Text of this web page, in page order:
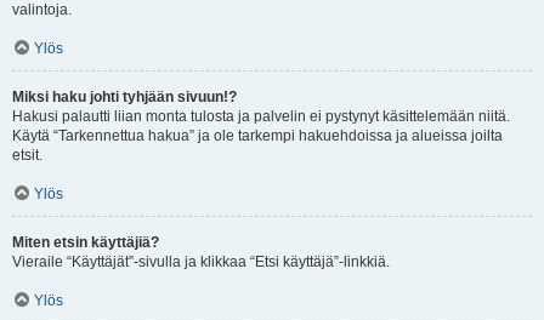
valintoja.
Ylös
Miksi haku johti tyhjään sivuun!?
Hakusi palautti liian monta tulosta ja palvelin ei pystynyt käsittelemään niitä.
Käytä “Tarkennettua hakua” ja ole tarkempi hakuehdoissa ja alueissa joilta
etsit.
Ylös
Miten etsin käyttäjiä?
Vieraile “Käyttäjät”-sivulla ja klikkaa “Etsi käyttäjä”-linkkiä.
Ylös